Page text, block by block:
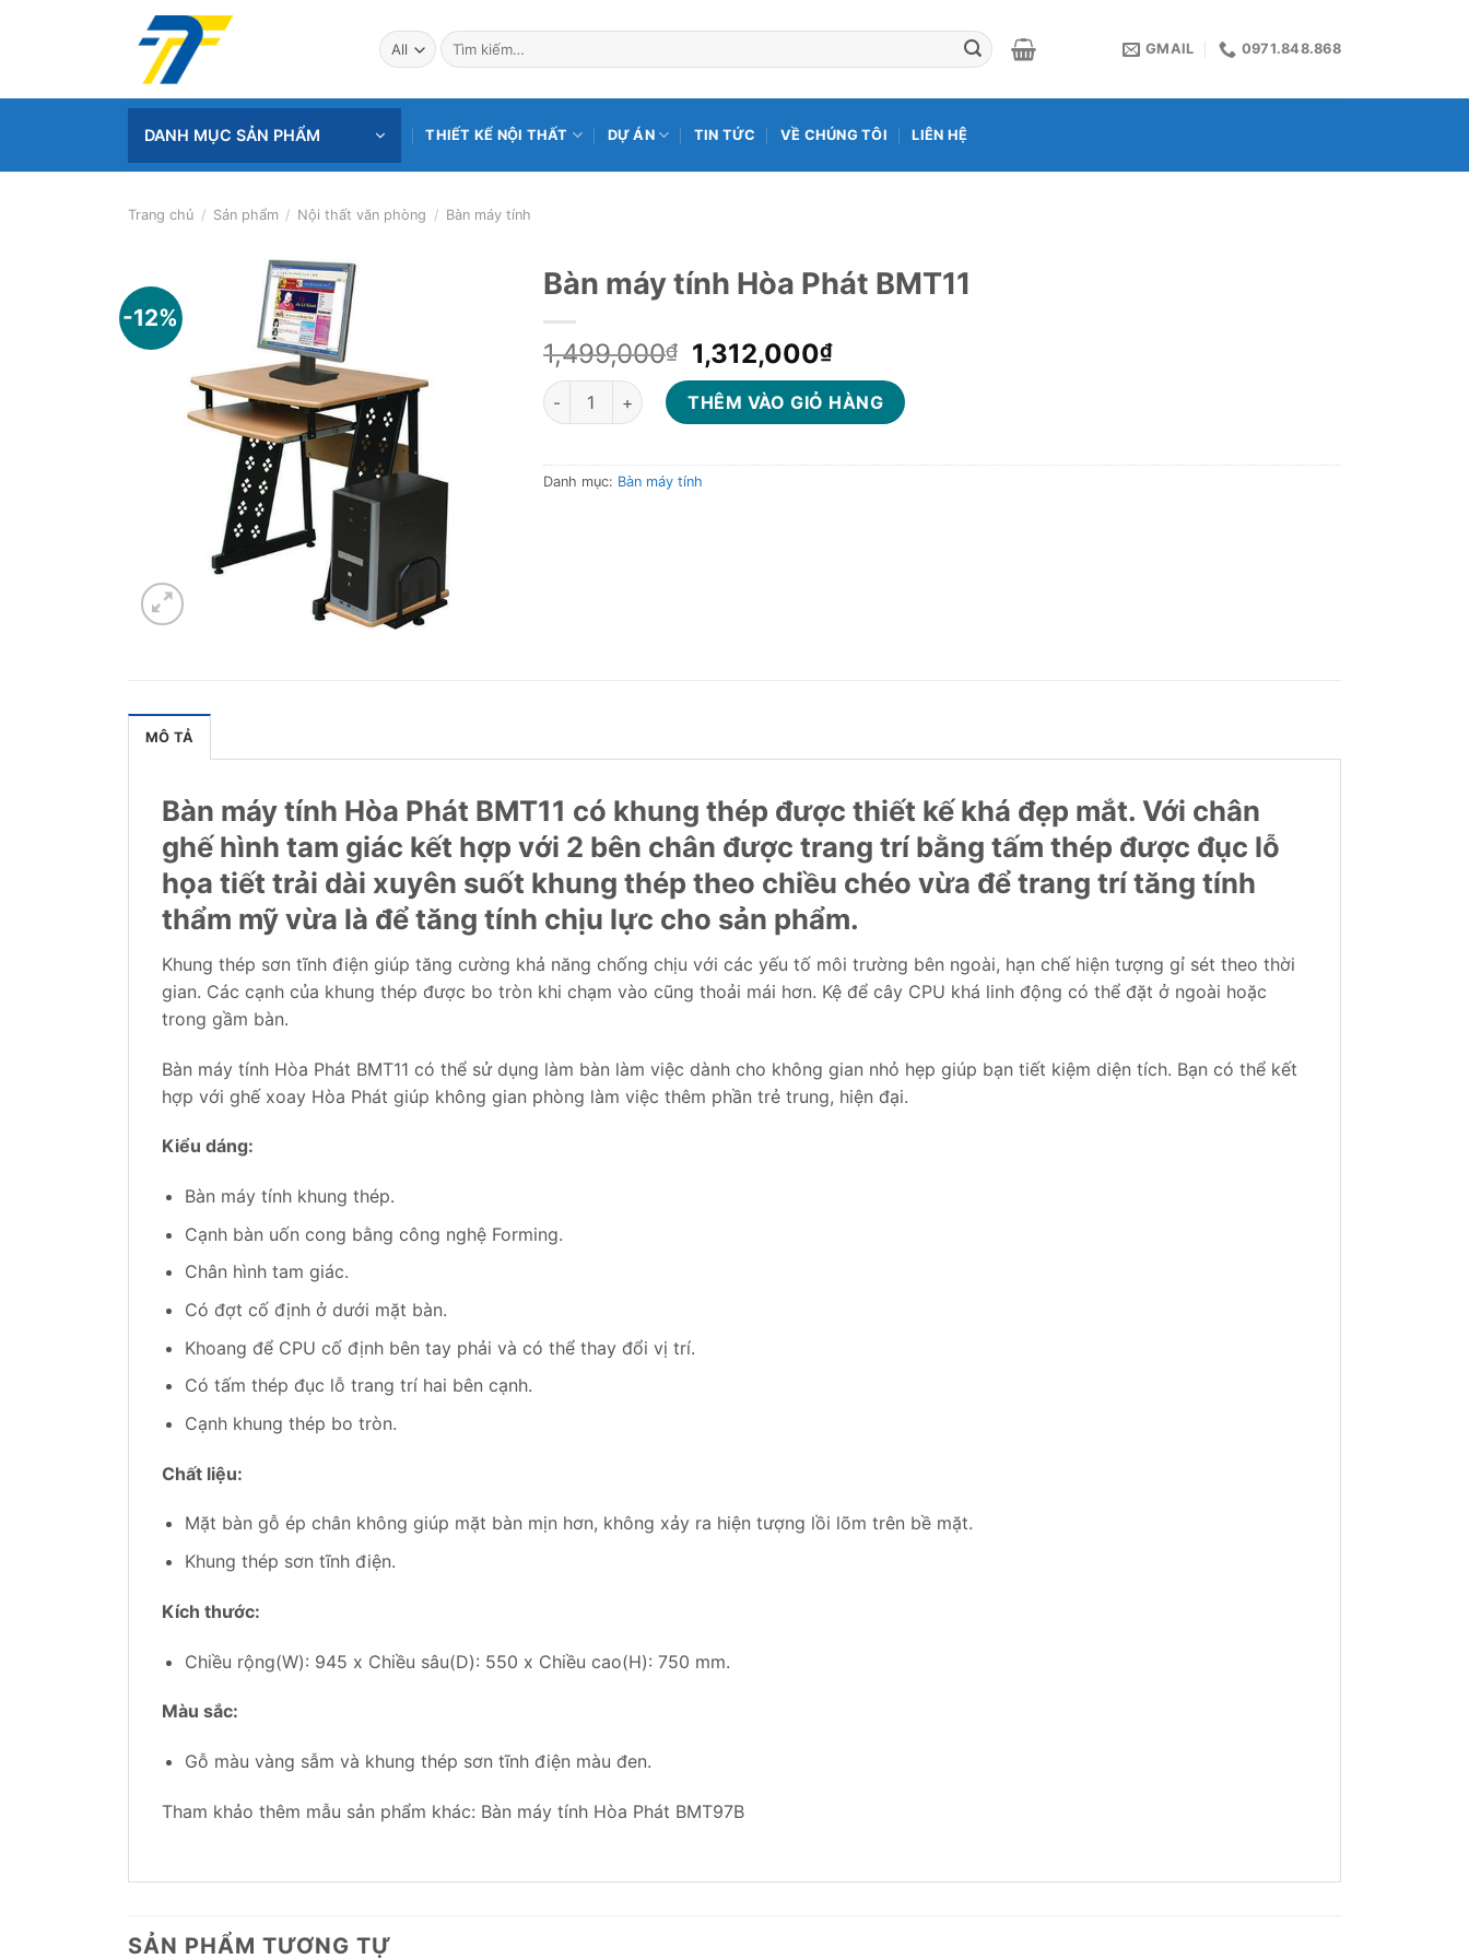
Tìm
kiếm:
GMAIL 0971.848.868
DANH MỤC SẢN PHẨM THIẾT KẾ NỘI THẤT DỰ ÁN TIN TỨC VỀ CHÚNG TÔI LIÊN HỆ
Trang chủ / Sản phẩm / Nội thất văn phòng / Bàn máy tính
-12%
Bàn máy tính Hòa Phát BMT11
1,499,000₫
Giá
gốc
là:
1,499,000₫.
1,312,000₫Giá
hiện
tại
là:
1,312,000₫.
Bàn máy tính Hòa Phát BMT11 số lượng
THÊM VÀO GIỎ HÀNG
Danh mục: Bàn máy tính
MÔ TẢ
Bàn máy tính Hòa Phát BMT11 có khung thép được thiết kế khá đẹp mắt. Với chân
ghế hình tam giác kết hợp với 2 bên chân được trang trí bằng tấm thép được đục lỗ
họa tiết trải dài xuyên suốt khung thép theo chiều chéo vừa để trang trí tăng tính
thẩm mỹ vừa là để tăng tính chịu lực cho sản phẩm.
Khung thép sơn tĩnh điện giúp tăng cường khả năng chống chịu với các yếu tố môi trường bên ngoài, hạn chế hiện tượng gỉ sét theo thời
gian. Các cạnh của khung thép được bo tròn khi chạm vào cũng thoải mái hơn. Kệ để cây CPU khá linh động có thể đặt ở ngoài hoặc
trong gầm bàn.
Bàn máy tính Hòa Phát BMT11 có thể sử dụng làm bàn làm việc dành cho không gian nhỏ hẹp giúp bạn tiết kiệm diện tích. Bạn có thể kết
hợp với ghế xoay Hòa Phát giúp không gian phòng làm việc thêm phần trẻ trung, hiện đại.
Kiểu dáng:
Bàn máy tính khung thép.
Cạnh bàn uốn cong bằng công nghệ Forming.
Chân hình tam giác.
Có đợt cố định ở dưới mặt bàn.
Khoang để CPU cố định bên tay phải và có thể thay đổi vị trí.
Có tấm thép đục lỗ trang trí hai bên cạnh.
Cạnh khung thép bo tròn.
Chất liệu:
Mặt bàn gỗ ép chân không giúp mặt bàn mịn hơn, không xảy ra hiện tượng lồi lõm trên bề mặt.
Khung thép sơn tĩnh điện.
Kích thước:
Chiều rộng(W): 945 x Chiều sâu(D): 550 x Chiều cao(H): 750 mm.
Màu sắc:
Gỗ màu vàng sẫm và khung thép sơn tĩnh điện màu đen.
Tham khảo thêm mẫu sản phẩm khác: Bàn máy tính Hòa Phát BMT97B
SẢN PHẨM TƯƠNG TỰ